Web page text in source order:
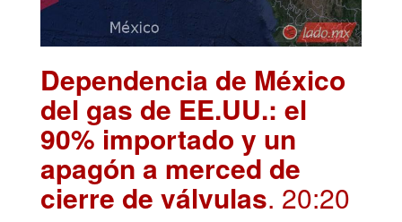
Dependencia de México
del gas de EE.UU.: el
90% importado y un
apagón a merced de
cierre de válvulas. 20:20